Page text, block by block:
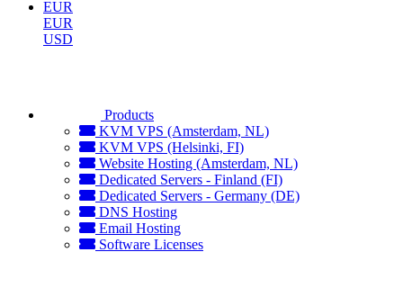
EUR
EUR
USD
Products
KVM VPS (Amsterdam, NL)
KVM VPS (Helsinki, FI)
Website Hosting (Amsterdam, NL)
Dedicated Servers - Finland (FI)
Dedicated Servers - Germany (DE)
DNS Hosting
Email Hosting
Software Licenses